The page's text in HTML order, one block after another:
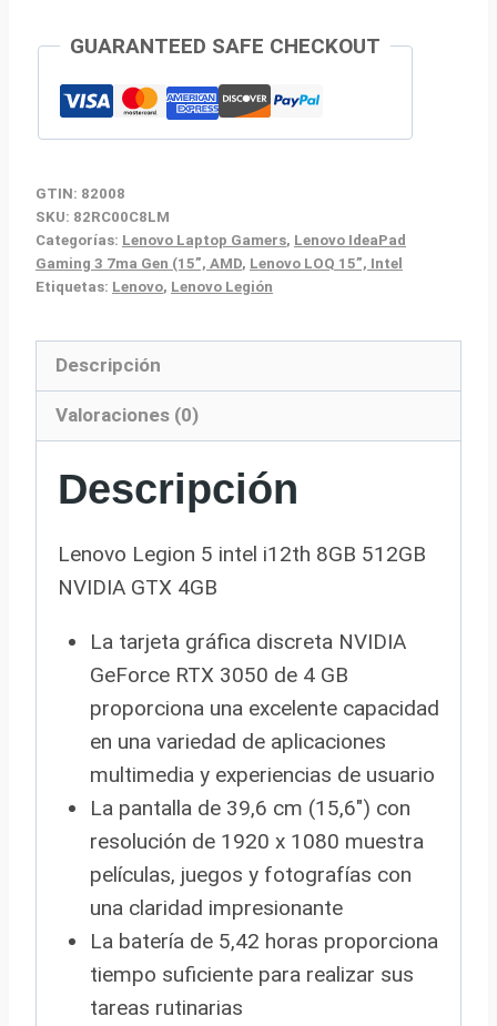
GUARANTEED SAFE CHECKOUT
GTIN: 82008
SKU: 82RC00C8LM
Categorías: Lenovo Laptop Gamers, Lenovo IdeaPad
Gaming 3 7ma Gen (15”, AMD, Lenovo LOQ 15”, Intel
Etiquetas: Lenovo, Lenovo Legión
Descripción
Valoraciones (0)
Descripción
Lenovo Legion 5 intel i12th 8GB 512GB
NVIDIA GTX 4GB
La tarjeta gráfica discreta NVIDIA
GeForce RTX 3050 de 4 GB
proporciona una excelente capacidad
en una variedad de aplicaciones
multimedia y experiencias de usuario
La pantalla de 39,6 cm (15,6″) con
resolución de 1920 x 1080 muestra
películas, juegos y fotografías con
una claridad impresionante
La batería de 5,42 horas proporciona
tiempo suficiente para realizar sus
tareas rutinarias